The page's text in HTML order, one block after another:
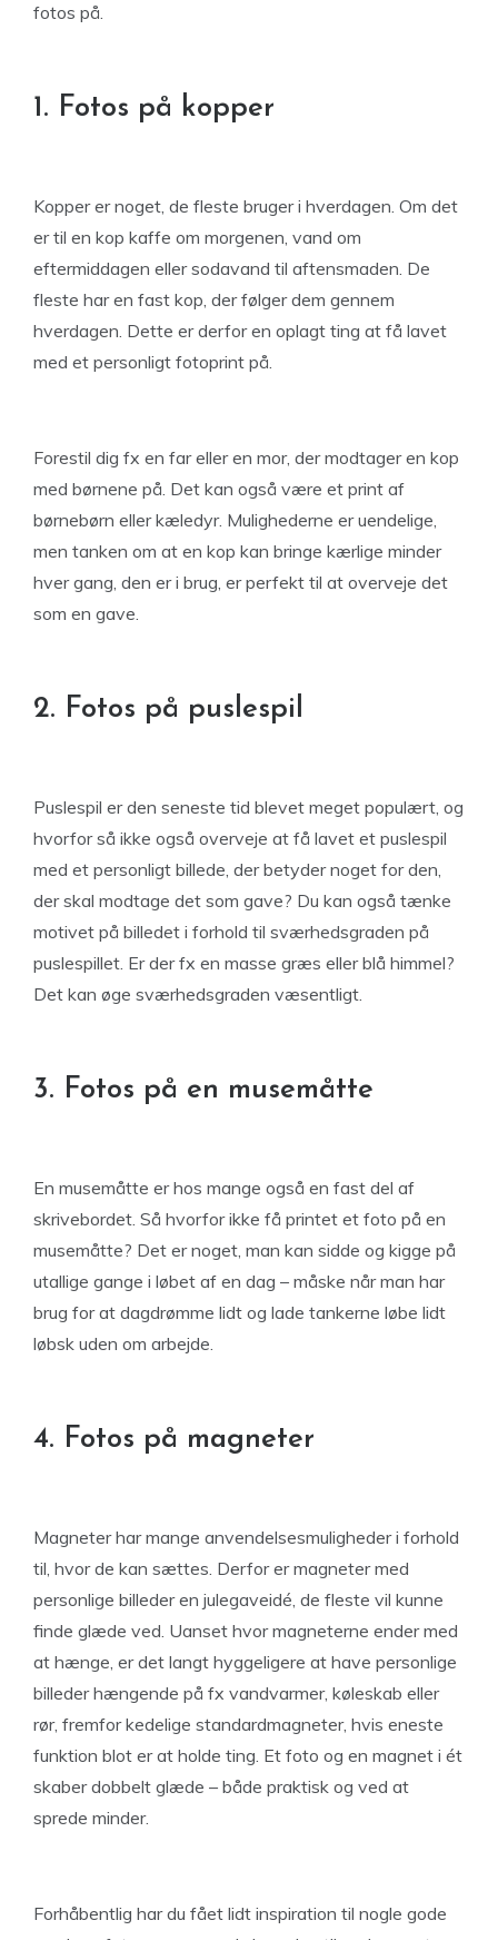
fotos på.
1. Fotos på kopper
Kopper er noget, de fleste bruger i hverdagen. Om det
er til en kop kaffe om morgenen, vand om
eftermiddagen eller sodavand til aftensmaden. De
fleste har en fast kop, der følger dem gennem
hverdagen. Dette er derfor en oplagt ting at få lavet
med et personligt fotoprint på.
Forestil dig fx en far eller en mor, der modtager en kop
med børnene på. Det kan også være et print af
børnebørn eller kæledyr. Mulighederne er uendelige,
men tanken om at en kop kan bringe kærlige minder
hver gang, den er i brug, er perfekt til at overveje det
som en gave.
2. Fotos på puslespil
Puslespil er den seneste tid blevet meget populært, og
hvorfor så ikke også overveje at få lavet et puslespil
med et personligt billede, der betyder noget for den,
der skal modtage det som gave? Du kan også tænke
motivet på billedet i forhold til sværhedsgraden på
puslespillet. Er der fx en masse græs eller blå himmel?
Det kan øge sværhedsgraden væsentligt.
3. Fotos på en musemåtte
En musemåtte er hos mange også en fast del af
skrivebordet. Så hvorfor ikke få printet et foto på en
musemåtte? Det er noget, man kan sidde og kigge på
utallige gange i løbet af en dag – måske når man har
brug for at dagdrømme lidt og lade tankerne løbe lidt
løbsk uden om arbejde.
4. Fotos på magneter
Magneter har mange anvendelsesmuligheder i forhold
til, hvor de kan sættes. Derfor er magneter med
personlige billeder en julegaveidé, de fleste vil kunne
finde glæde ved. Uanset hvor magneterne ender med
at hænge, er det langt hyggeligere at have personlige
billeder hængende på fx vandvarmer, køleskab eller
rør, fremfor kedelige standardmagneter, hvis eneste
funktion blot er at holde ting. Et foto og en magnet i ét
skaber dobbelt glæde – både praktisk og ved at
sprede minder.
Forhåbentlig har du fået lidt inspiration til nogle gode